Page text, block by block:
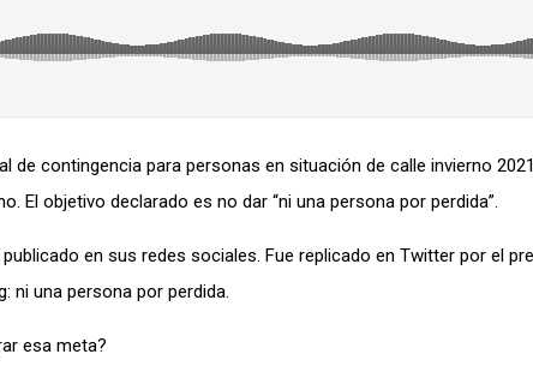
de contingencia para personas en situación de calle invierno
El objetivo declarado es no dar “ni una persona por perdida”.
en sus redes sociales. Fue replicado en Twitter por el
ni una persona por perdida.
esa meta?